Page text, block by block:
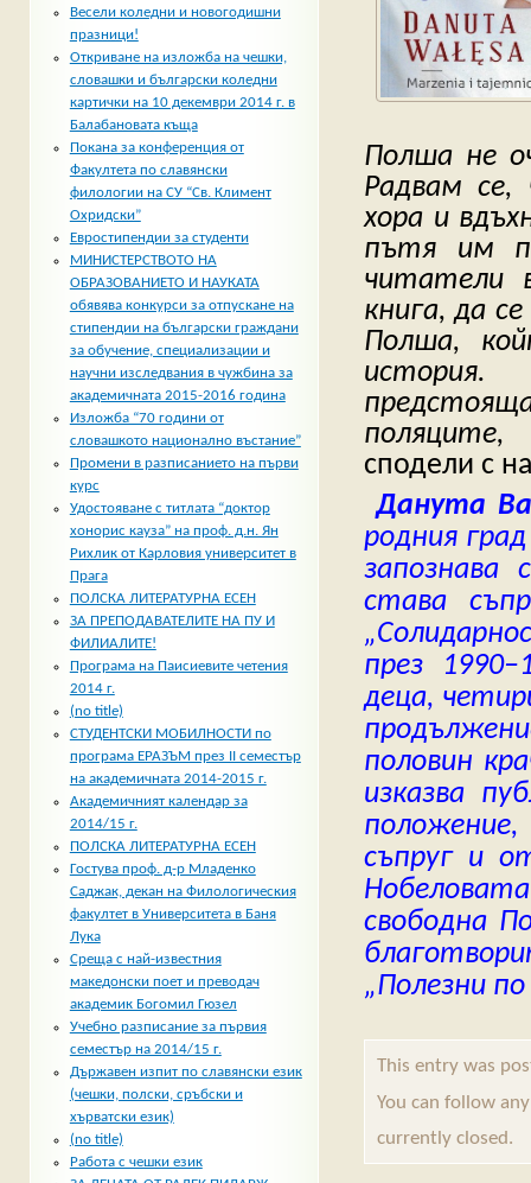
Полша не
Радвам се,
хора и
пътя им
читатели
книга, да
Полша,
сподели с
Данута
родния
запознава
става
през
деца,
половин
изказва
съпруг и
свободна
„Полезни
This entry was
You can follow
currently closed.
Весели коледни и новогодишни
празници!
Откриване на изложба на чешки,
словашки и български коледни
картички на 10 декември 2014 г. в
Балабановата къща
Покана за конференция от
Факултета по славянски
филологии на СУ “Св. Климент
Охридски”
Евростипендии за студенти
МИНИСТЕРСТВОТО НА
ОБРАЗОВАНИЕТО И НАУКАТА
обявява конкурси за отпускане на
стипендии на български граждани
за обучение, специализации и
научни изследвания в чужбина за
академичната 2015-2016 година
Изложба “70 години от
словашкото национално въстание”
Промени в разписанието на първи
курс
Удостояване с титлата “доктор
хонорис кауза” на проф. д.н. Ян
Рихлик от Карловия университет в
Прага
ПОЛСКА ЛИТЕРАТУРНА ЕСЕН
ЗА ПРЕПОДАВАТЕЛИТЕ НА ПУ И
ФИЛИАЛИТЕ!
Програма на Паисиевите четения
2014 г.
(no title)
СТУДЕНТСКИ МОБИЛНОСТИ по
програма ЕРАЗЪМ през II семестър
на академичната 2014-2015 г.
Академичният календар за
2014/15 г.
ПОЛСКА ЛИТЕРАТУРНА ЕСЕН
Гостува проф. д-р Младенко
Саджак, декан на Филологическия
факултет в Университета в Баня
Лука
Среща с най-известния
македонски поет и преводач
академик Богомил Гюзел
Учебно разписание за първия
семестър на 2014/15 г.
Държавен изпит по славянски език
(чешки, полски, сръбски и
хърватски език)
(no title)
Работа с чешки език